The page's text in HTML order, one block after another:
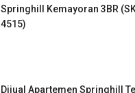
Springhill Kemayoran 3BR
4515)
Dijual Apartemen Springhill